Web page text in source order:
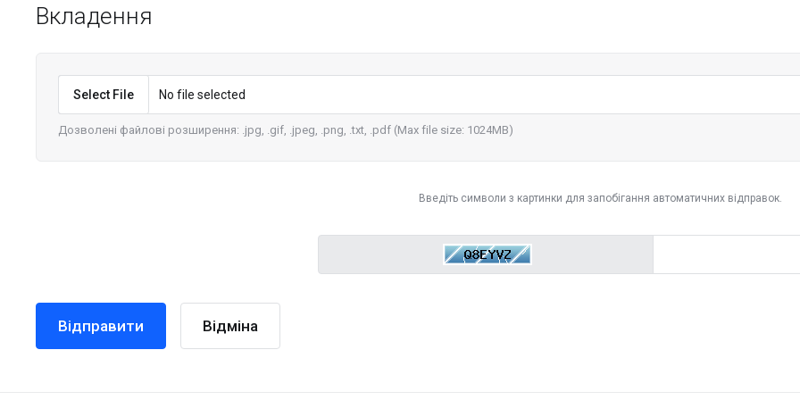
Вкладення
Select File No file selected
Дозволені файлові розширення: .jpg, .gif, .jpeg, .png, .txt, .pdf (Max file size: 1024MB)
Введіть символи з картинки для запобігання автоматичних відправок.
Відміна